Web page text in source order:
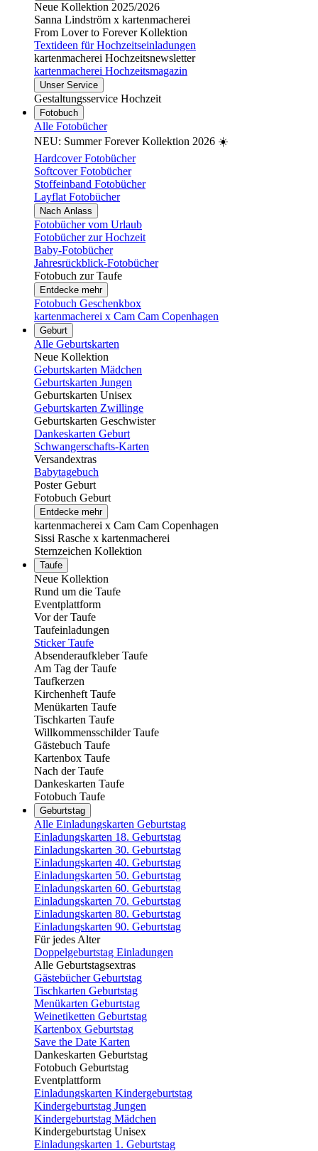
Neue Kollektion 2025/2026
Sanna Lindström x kartenmacherei
From Lover to Forever Kollektion
Textideen für Hochzeitseinladungen
kartenmacherei Hochzeitsnewsletter
kartenmacherei Hochzeitsmagazin
Unser Service
Gestaltungsservice Hochzeit
Fotobuch
Alle Fotobücher
NEU: Summer Forever Kollektion 2026 ☀️
Hardcover Fotobücher
Softcover Fotobücher
Stoffeinband Fotobücher
Layflat Fotobücher
Nach Anlass
Fotobücher vom Urlaub
Fotobücher zur Hochzeit
Baby-Fotobücher
Jahresrückblick-Fotobücher
Fotobuch zur Taufe
Entdecke mehr
Fotobuch Geschenkbox
kartenmacherei x Cam Cam Copenhagen
Geburt
Alle Geburtskarten
Neue Kollektion
Geburtskarten Mädchen
Geburtskarten Jungen
Geburtskarten Unisex
Geburtskarten Zwillinge
Geburtskarten Geschwister
Dankeskarten Geburt
Schwangerschafts-Karten
Versandextras
Babytagebuch
Poster Geburt
Fotobuch Geburt
Entdecke mehr
kartenmacherei x Cam Cam Copenhagen
Sissi Rasche x kartenmacherei
Sternzeichen Kollektion
Taufe
Neue Kollektion
Rund um die Taufe
Eventplattform
Vor der Taufe
Taufeinladungen
Sticker Taufe
Absenderaufkleber Taufe
Am Tag der Taufe
Taufkerzen
Kirchenheft Taufe
Menükarten Taufe
Tischkarten Taufe
Willkommensschilder Taufe
Gästebuch Taufe
Kartenbox Taufe
Nach der Taufe
Dankeskarten Taufe
Fotobuch Taufe
Geburtstag
Alle Einladungskarten Geburtstag
Einladungskarten 18. Geburtstag
Einladungskarten 30. Geburtstag
Einladungskarten 40. Geburtstag
Einladungskarten 50. Geburtstag
Einladungskarten 60. Geburtstag
Einladungskarten 70. Geburtstag
Einladungskarten 80. Geburtstag
Einladungskarten 90. Geburtstag
Für jedes Alter
Doppelgeburtstag Einladungen
Alle Geburtstagsextras
Gästebücher Geburtstag
Tischkarten Geburtstag
Menükarten Geburtstag
Weinetiketten Geburtstag
Kartenbox Geburtstag
Save the Date Karten
Dankeskarten Geburtstag
Fotobuch Geburtstag
Eventplattform
Einladungskarten Kindergeburtstag
Kindergeburtstag Jungen
Kindergeburtstag Mädchen
Kindergeburtstag Unisex
Einladungskarten 1. Geburtstag